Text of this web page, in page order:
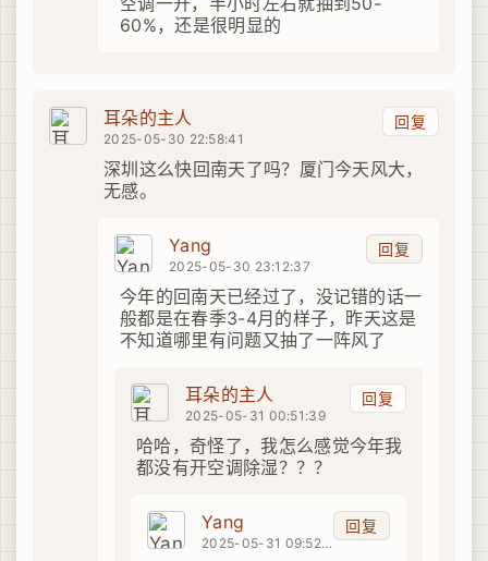
60%，还是很明显的
回复
耳朵的主人
2025-05-30 22:58:41
深圳这么快回南天了吗？厦门今天风大，
无感。
回复
Yang
2025-05-30 23:12:37
今年的回南天已经过了，没记错的话一
般都是在春季3-4月的样子，昨天这是
不知道哪里有问题又抽了一阵风了
回复
耳朵的主人
2025-05-31 00:51:39
哈哈，奇怪了，我怎么感觉今年我
都没有开空调除湿？？？
回复
Yang
2025-05-31 09:52:48